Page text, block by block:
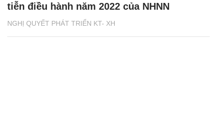
NGHỊ QUYẾT PHÁT TRIỂN KT- XH
tiễn điều hành năm 2022 của NHNN